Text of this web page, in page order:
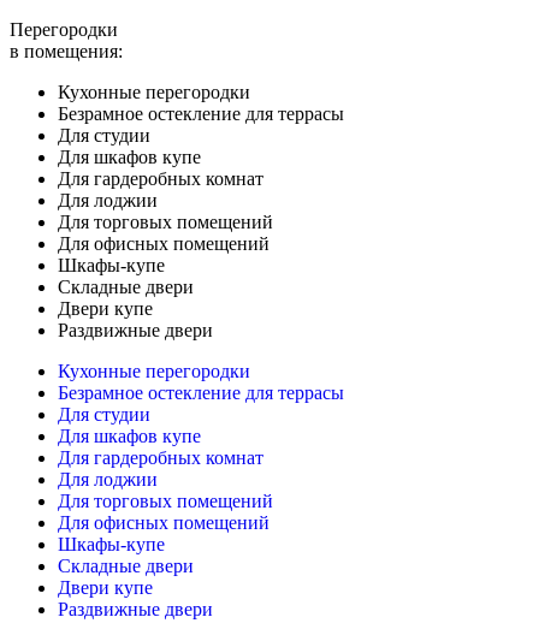
Перегородки
в помещения:
Кухонные перегородки
Безрамное остекление для террасы
Для студии
Для шкафов купе
Для гардеробных комнат
Для лоджии
Для торговых помещений
Для офисных помещений
Шкафы-купе
Складные двери
Двери купе
Раздвижные двери
Кухонные перегородки
Безрамное остекление для террасы
Для студии
Для шкафов купе
Для гардеробных комнат
Для лоджии
Для торговых помещений
Для офисных помещений
Шкафы-купе
Складные двери
Двери купе
Раздвижные двери